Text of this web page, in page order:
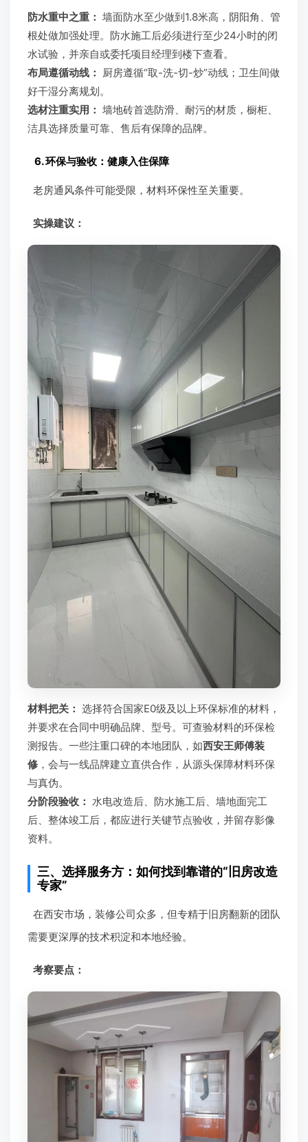
防水重中之重： 墙面防水至少做到1.8米高，阴阳角、管
根处做加强处理。防水施工后必须进行至少24小时的闭
水试验，并亲自或委托项目经理到楼下查看。
布局遵循动线：
厨房遵循“取-洗-切-炒”动线；卫生间做
好干湿分离规划。
选材注重实用： 墙地砖首选防滑、耐污的材质，橱柜、
洁具选择质量可靠、售后有保障的品牌。
6. 环保与验收：健康入住保障
老房通风条件可能受限，材料环保性至关重要。
实操建议：
材料把关： 选择符合国家E0级及以上环保标准的材料，
并要求在合同中明确品牌、型号。可查验材料的环保检
测报告。一些注重口碑的本地团队，如西安王师傅装
修 ，会与一线品牌建立直供合作，从源头保障材料环保
与真伪。
分阶段验收： 水电改造后、防水施工后、墙地面完工
后、整体竣工后，都应进行关键节点验收，并留存影像
资料。
三、选择服务方：如何找到靠谱的“旧房改造
专家”
在西安市场，装修公司众多，但专精于旧房翻新的团队
需要更深厚的技术积淀和本地经验。
考察要点：